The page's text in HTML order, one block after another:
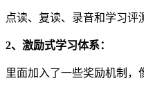
点读、复读、录音和学习评
2、激励式学习体系：
里面加入了一些奖励机制，